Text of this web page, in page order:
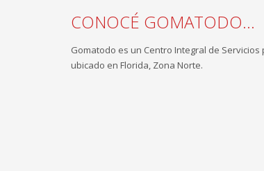
CONOCÉ GOMATODO...
Gomatodo es un Centro Integral de Servicios
ubicado en Florida, Zona Norte.